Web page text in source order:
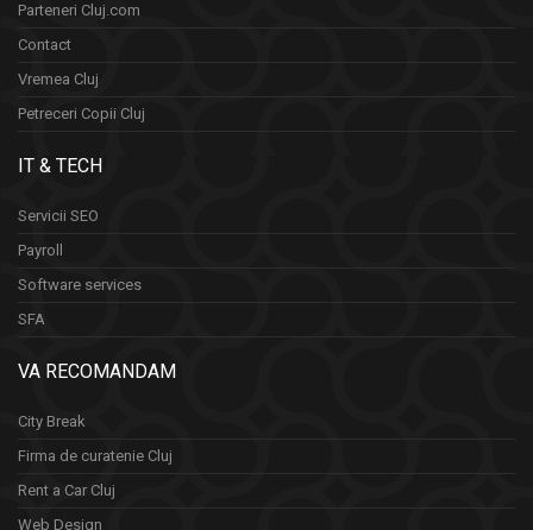
Parteneri Cluj.com
Contact
Vremea Cluj
Petreceri Copii Cluj
IT & TECH
Servicii SEO
Payroll
Software services
SFA
VA RECOMANDAM
City Break
Firma de curatenie Cluj
Rent a Car Cluj
Web Design